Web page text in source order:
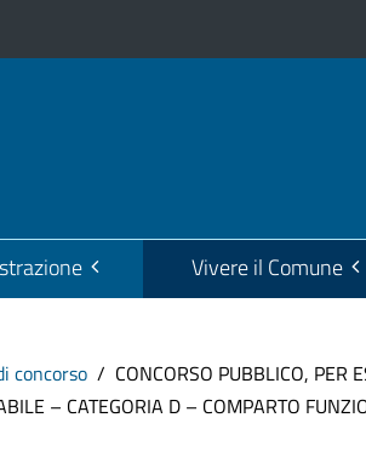
Vivere il Comune
concorso
CONCORSO PUBBLICO, PER
– CATEGORIA D – COMPARTO